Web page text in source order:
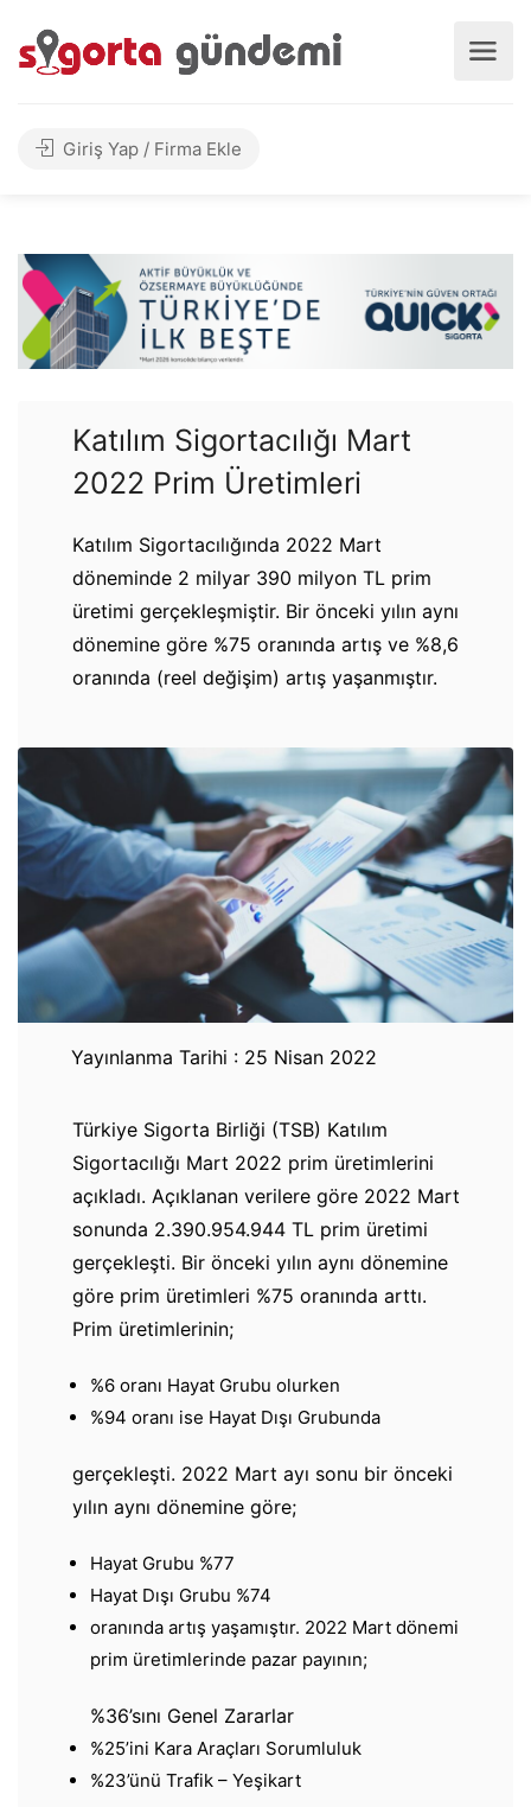
Giriş Yap / Firma Ekle
Katılım Sigortacılığı Mart
2022 Prim Üretimleri
Katılım Sigortacılığında 2022 Mart
döneminde 2 milyar 390 milyon TL prim
üretimi gerçekleşmiştir. Bir önceki yılın aynı
dönemine göre %75 oranında artış ve %8,6
oranında (reel değişim) artış yaşanmıştır.
Yayınlanma Tarihi : 25 Nisan 2022
Türkiye Sigorta Birliği (TSB) Katılım
Sigortacılığı Mart 2022 prim üretimlerini
açıkladı. Açıklanan verilere göre 2022 Mart
sonunda 2.390.954.944 TL prim üretimi
gerçekleşti. Bir önceki yılın aynı dönemine
göre prim üretimleri %75 oranında arttı.
Prim üretimlerinin;
%6 oranı Hayat Grubu olurken
%94 oranı ise Hayat Dışı Grubunda
gerçekleşti. 2022 Mart ayı sonu bir önceki
yılın aynı dönemine göre;
Hayat Grubu %77
Hayat Dışı Grubu %74
oranında artış yaşamıştır. 2022 Mart dönemi
prim üretimlerinde pazar payının;
%36’sını Genel Zararlar
%25’ini Kara Araçları Sorumluluk
%23’ünü Trafik – Yeşikart